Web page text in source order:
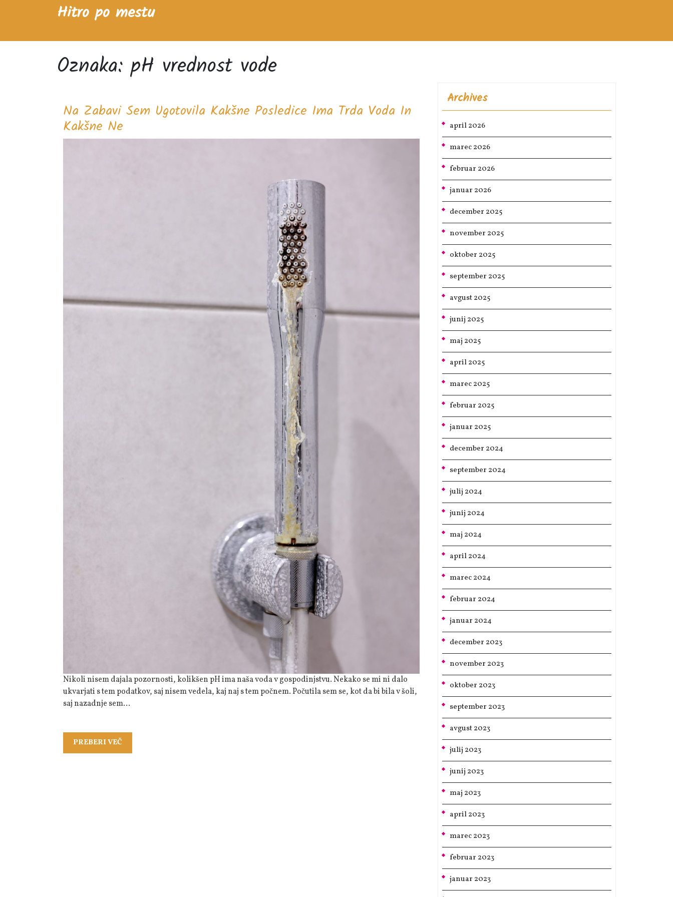
Hitro po mestu
Oznaka:pH vrednost vode
Na Zabavi Sem Ugotovila Kakšne Posledice Ima Trda Voda In
Kakšne Ne
Zabavi
Ne
Nikoli nisem dajala pozornosti, kolikšen pH ima naša voda v gospodinjstvu. Nekako se mi ni dalo
ukvarjati s tem podatkov, saj nisem vedela, kaj naj s tem počnem. Počutila sem se, kot da bi bila v šoli,
saj nazadnje sem…
PREBERI VEČ
VEČ
Archives
april 2026
marec 2026
februar 2026
januar 2026
december 2025
november 2025
oktober 2025
september 2025
avgust 2025
junij 2025
maj 2025
april 2025
marec 2025
februar 2025
januar 2025
december 2024
september 2024
julij 2024
junij 2024
maj 2024
april 2024
marec 2024
februar 2024
januar 2024
december 2023
november 2023
oktober 2023
september 2023
avgust 2023
julij 2023
junij 2023
maj 2023
april 2023
marec 2023
februar 2023
januar 2023